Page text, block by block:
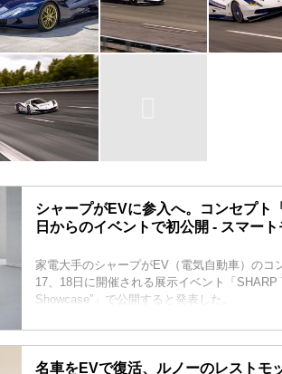
シャープがEVに参入へ。コンセプト
日からのイベントで初公開 - スマー
家電大手のシャープがEV（電気自動車）のコ
17、18日に開催される展示イベント「SHARP
Showcase”」で公開すると発表した。
名車をEVで復活、ルノーのレストモ